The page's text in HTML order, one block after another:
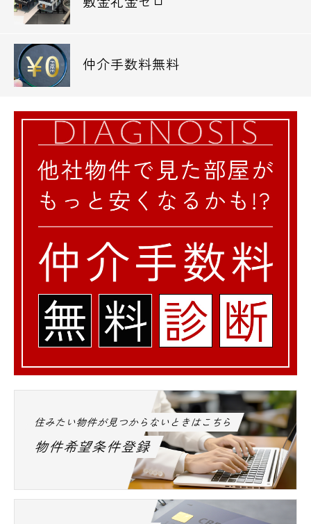
仲介手数料無料
住みたい物件が見つからないときはこちら
物件希望条件登録